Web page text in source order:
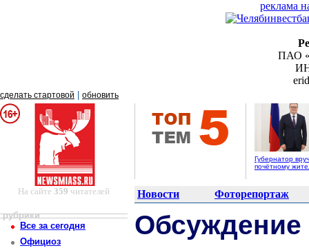
реклама
ПАО
сделать стартовой обновить
Губернатор
почётному
На сайте 359 читателей Новости Фоторепортаж
рубрики
Все за сегодня
Официоз